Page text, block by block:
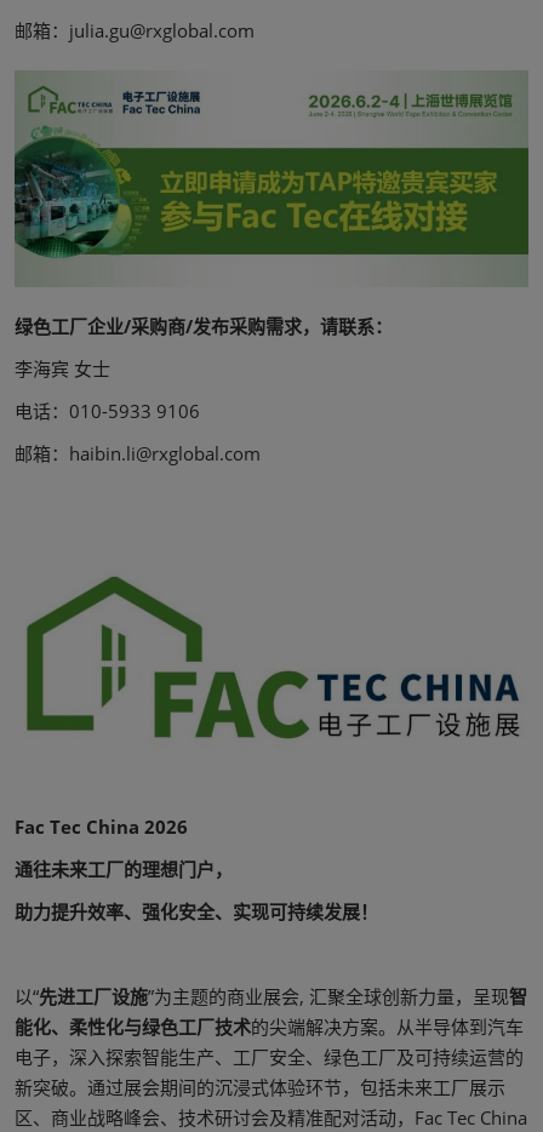
邮箱：julia.gu@rxglobal.com
绿色工厂企业/采购商/发布采购需求，请联系：
李海宾 女士
电话：010-5933 9106
邮箱：haibin.li@rxglobal.com
Fac Tec China 2026
通往未来工厂的理想门户，
助力提升效率、强化安全、实现可持续发展！
以“先进工厂设施”为主题的商业展会, 汇聚全球创新力量，呈现智
能化、柔性化与绿色工厂技术的尖端解决方案。从半导体到汽车
电子，深入探索智能生产、工厂安全、绿色工厂及可持续运营的
新突破。通过展会期间的沉浸式体验环节，包括未来工厂展示
区、商业战略峰会、技术研讨会及精准配对活动，Fac Tec China